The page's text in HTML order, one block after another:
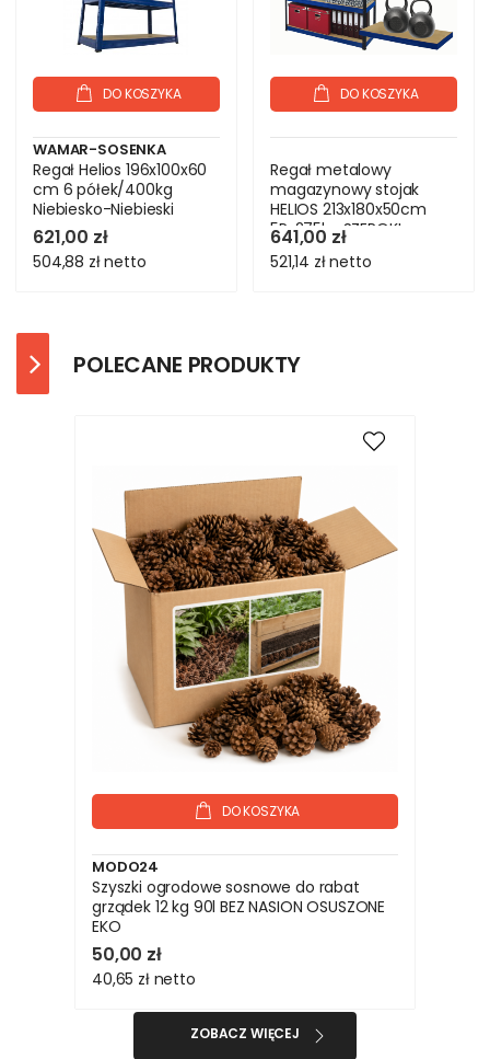
DO KOSZYKA
WAMAR-SOSENKA
Regał Helios 196x100x60
cm 6 półek/400kg
Niebiesko-Niebieski
621,00 zł
504,88 złnetto
DO KOSZYKA
Regał metalowy
magazynowy stojak
HELIOS 213x180x50cm
5Px275kg SZEROKI
MOCNY
641,00 zł
521,14 złnetto
POLECANE PRODUKTY
DO KOSZYKA
MODO24
Szyszki ogrodowe sosnowe do rabat
grządek 12 kg 90l BEZ NASION OSUSZONE
EKO
50,00 zł
40,65 zł netto
ZOBACZ WIĘCEJ